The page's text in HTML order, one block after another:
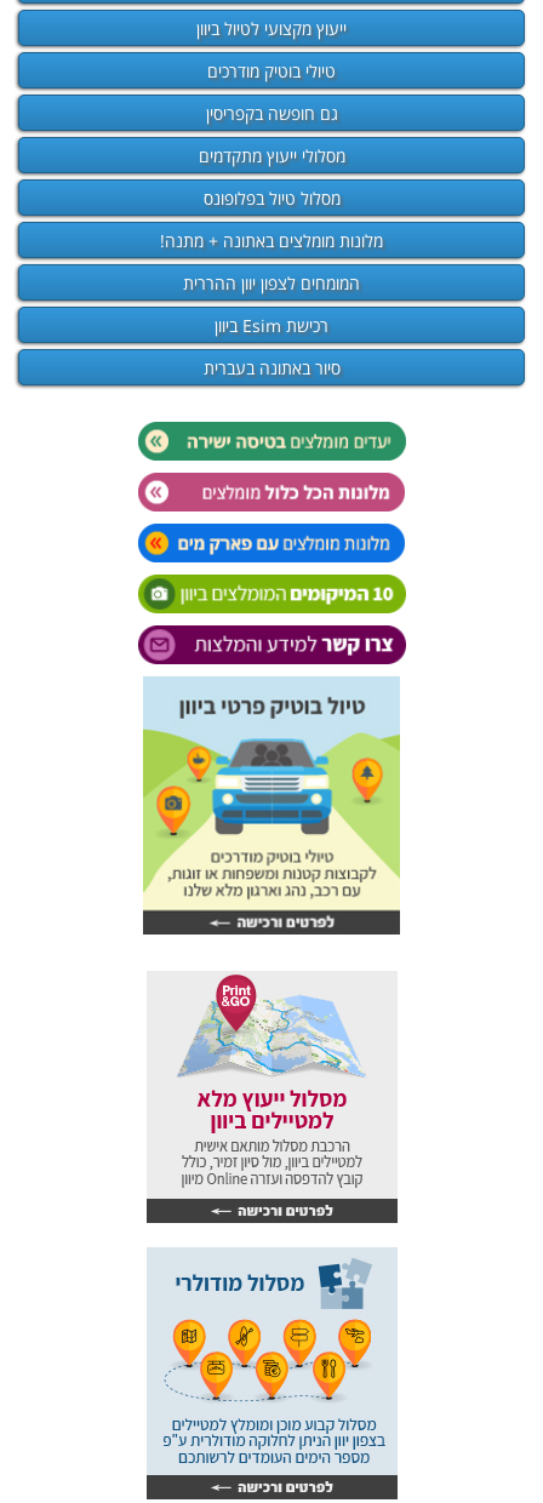
ייעוץ מקצועי לטיול ביוון
טיולי בוטיק מודרכים
גם חופשה בקפריסין
מסלולי ייעוץ מתקדמים
מסלול טיול בפלופונס
מלונות מומלצים באתונה + מתנה!
המומחים לצפון יוון ההררית
רכישת Esim ביוון
סיור באתונה בעברית